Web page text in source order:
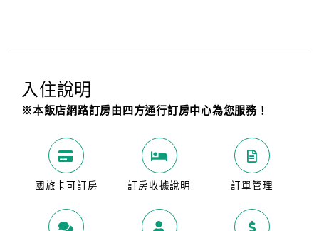
入住說明
※本飯店網路訂房由四方通行訂房中心為您服務！
國旅卡可訂房 訂房收據說明 訂單管理